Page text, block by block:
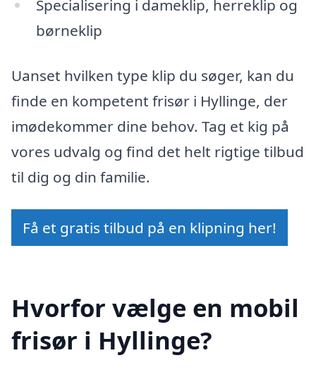
Specialisering i dameklip, herreklip og
børneklip
Uanset hvilken type klip du søger, kan du
finde en kompetent frisør i Hyllinge, der
imødekommer dine behov. Tag et kig på
vores udvalg og find det helt rigtige tilbud
til dig og din familie.
Få et gratis tilbud på en klipning her!
Hvorfor vælge en mobil
frisør i Hyllinge?